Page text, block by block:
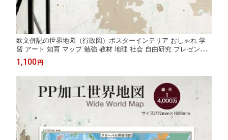
欧文併記の世界地図（行政図）ポスターインテリア おしゃれ 学
習 アート 知育 マップ 勉強 教材 地理 社会 自由研究 プレゼント
ギフト 入学祝い 国旗
1,100 円